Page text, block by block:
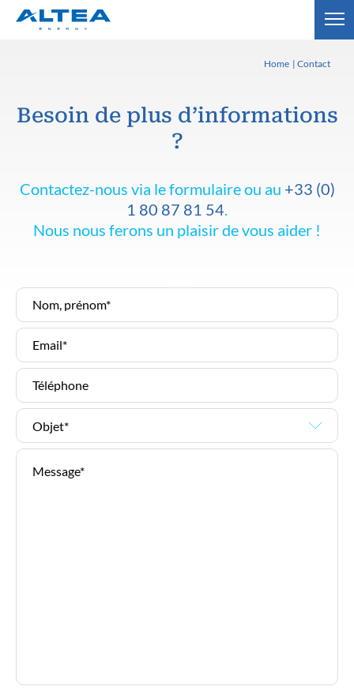
Home Contact
Besoin de plus d’informations
?
Contactez-nous via le formulaire ou au +33 (0)
1 80 87 81 54.
Nous nous ferons un plaisir de vous aider !